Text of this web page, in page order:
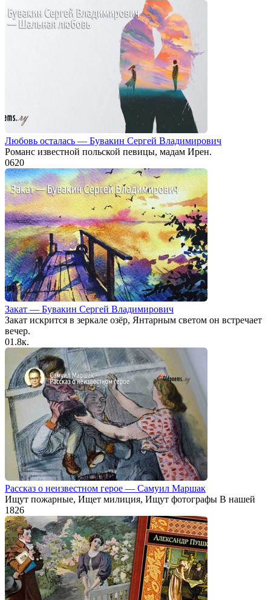
Любовь осталась — Бувакин Сергей Владимирович
Романс известной польской певицы, мадам Ирен.
0620
Закат — Бувакин Сергей Владимирович
Закат искрится в зеркале озёр, Янтарным светом он встречает
вечер.
01.8к.
Рассказ о неизвестном герое — Самуил Маршак
Ищут пожарные, Ищет милиция, Ищут фотографы В нашей
1826